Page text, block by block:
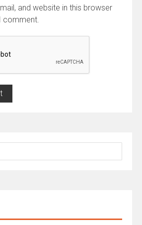
and website in this browser
comment.